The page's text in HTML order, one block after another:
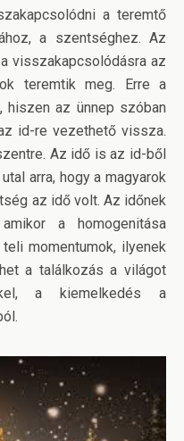
a teremtő
a szentséghez. Az
visszakapcsolódásra az
teremtik meg. Erre a
hiszen az ünnep szóban
id-re vezethető vissza.
Az idő is az id-ből
arra, hogy a magyarok
az idő volt. Az időnek
a homogenitása
momentumok, ilyenek
a találkozás a világot
a kiemelkedés a